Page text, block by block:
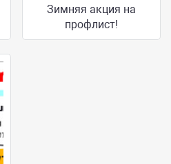
Зимняя акция на
профлист!